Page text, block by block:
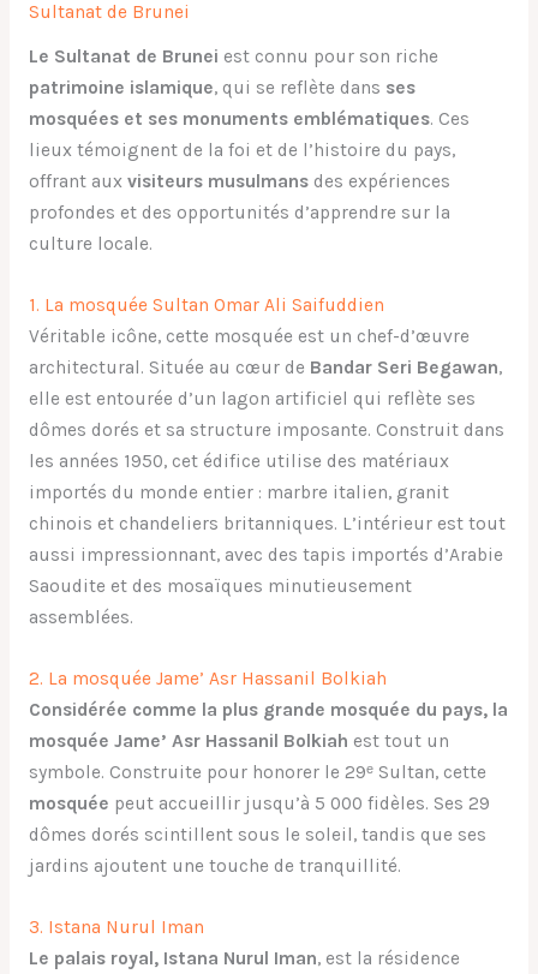
Sultanat de Brunei
Le Sultanat de Brunei est connu pour son riche
patrimoine islamique, qui se reflète dans ses
mosquées et ses monuments emblématiques. Ces
lieux témoignent de la foi et de l’histoire du pays,
offrant aux visiteurs musulmansdes expériences
profondes et des opportunités d’apprendre sur la
culture locale.
1. La mosquée Sultan Omar Ali Saifuddien
Véritable icône, cette mosquée est un chef-d’œuvre
architectural. Située au cœur de Bandar Seri Begawan,
elle est entourée d’un lagon artificiel qui reflète ses
dômes dorés et sa structure imposante. Construit dans
les années 1950, cet édifice utilise des matériaux
importés du monde entier : marbre italien, granit
chinois et chandeliers britanniques. L’intérieur est tout
aussi impressionnant, avec des tapis importés d’Arabie
Saoudite et des mosaïques minutieusement
assemblées.
2. La mosquée Jame’ Asr Hassanil Bolkiah
Considérée comme la plus grande mosquée du pays, la
mosquée Jame’ Asr Hassanil Bolkiah est tout un
symbole. Construite pour honorer le 29ᵉ Sultan, cette
mosquée peut accueillir jusqu’à 5 000 fidèles. Ses 29
dômes dorés scintillent sous le soleil, tandis que ses
jardins ajoutent une touche de tranquillité.
3. Istana Nurul Iman
Le palais royal, Istana Nurul Iman, est la résidence